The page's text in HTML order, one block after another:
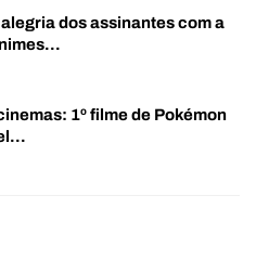
dos assinantes com a
1º filme de Pokémon